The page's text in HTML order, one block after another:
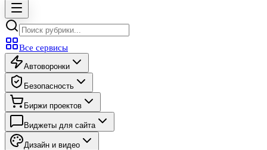
Все сервисы
Автоворонки
Безопасность
Биржи проектов
Виджеты для сайта
Дизайн и видео